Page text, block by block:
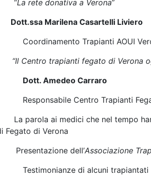
“La rete donativa a Verona”
Marilena Casartelli Liviero
Trapianti AOUI
“Il Centro trapianti fegato di Verona
Dott. Amedeo Carraro
Centro Trapianti
parola ai medici che nel tempo
Fegato di Verona
Presentazione dell’Associazione
di alcuni trapiantati